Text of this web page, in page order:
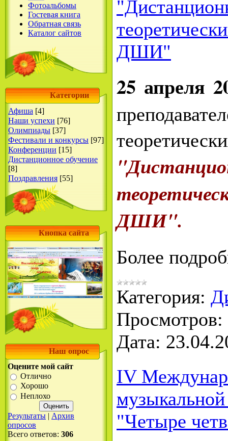
Фотоальбомы
Гостевая книга
Обратная связь
Каталог сайтов
Категории
Афиша [4]
Наши успехи [76]
Олимпиады [37]
Фестивали и конкурсы [97]
Конференции [15]
Дистанционное обучение
[8]
Поздравления [55]
Кнопка сайта
Наш опрос
Оцените мой сайт
Отлично
Хорошо
Неплохо
Результаты | Архив
опросов
Всего ответов: 306
ДШИ"
25 апреля
ДШИ".
Более
Категория:
Просмотров:
Дата:
IV
"Четыре